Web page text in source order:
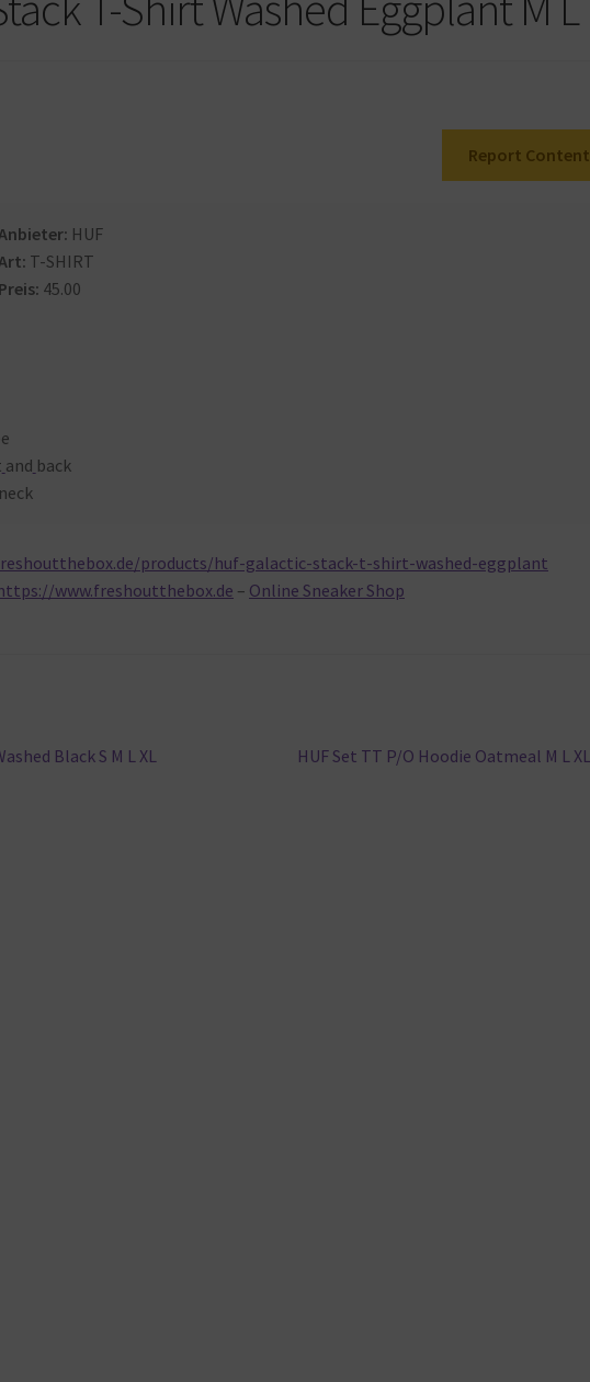
Report Content
Anbieter: HUF
Art: T-SHIRT
Preis: 45.00
and back
neck
products/huf-galactic-stack-t-shirt-washed-eggplant
www.freshoutthebox.de – Online Sneaker Shop
Black S M L XL
Nächster
HUF Set TT P/O Hoodie Oatmeal M L XL